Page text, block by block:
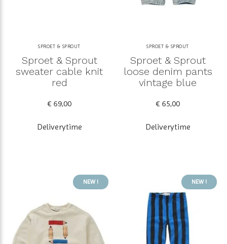
SPROET & SPROUT
Sproet & Sprout
sweater cable knit
red
€ 69,00
Deliverytime
SPROET & SPROUT
Sproet & Sprout
loose denim pants
vintage blue
€ 65,00
Deliverytime
NEW ! NEW !